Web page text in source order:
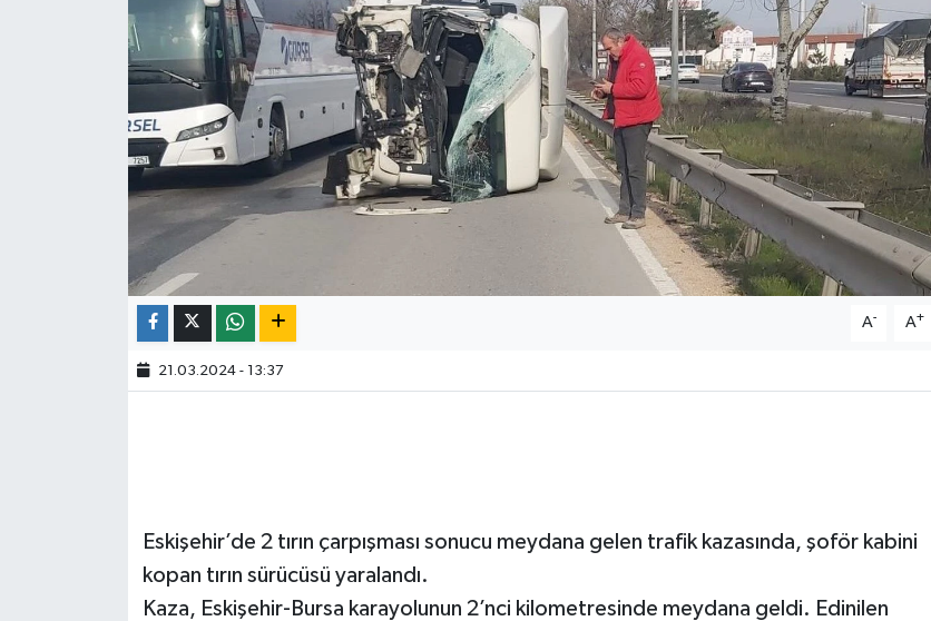
A- A+
21.03.2024 - 13:37
Eskişehir’de 2 tırın çarpışması sonucu meydana gelen trafik kazasında, şoför kabini
kopan tırın sürücüsü yaralandı.
Kaza, Eskişehir-Bursa karayolunun 2’nci kilometresinde meydana geldi. Edinilen